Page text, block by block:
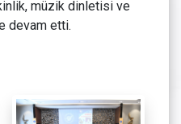
müzik dinletisi ve
devam etti.